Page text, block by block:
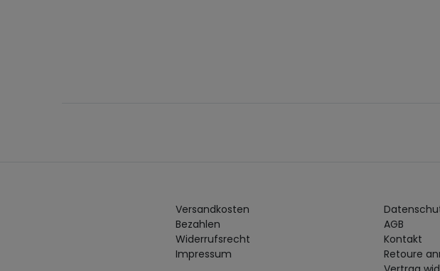
Versandkosten
Bezahlen
Widerrufs­recht
Impressum
AGB
Kontakt
Retoure